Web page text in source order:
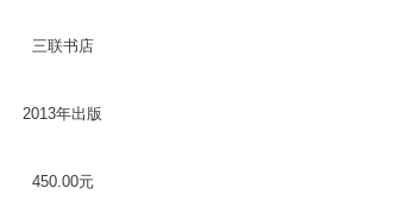
三联书店
2013年出版
450.00元